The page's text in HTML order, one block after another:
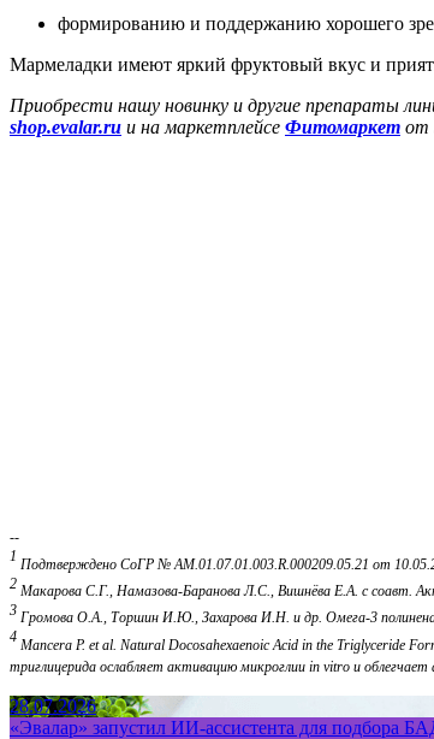
формированию и поддержанию хорошего
Мармеладки имеют яркий фруктовый вкус и
Приобрести нашу новинку и другие препараты
shop.evalar.ru и на маркетплейсе Фитомаркет от
--
1 Подтверждено СоГР № AM.01.07.01.003.R.000209.05.21 от
2 Макарова С.Г., Намазова-Баранова Л.С., Вишнёва Е.А. с соавт.
3 Громова О.А., Торшин И.Ю., Захарова И.Н. и др. Омега-3
4 Mancera P. et al. Natural Docosahexaenoic Acid in the Triglyceride
триглицерида ослабляет активацию микроглии in vitro и
28.07.2026
«Эвалар» запустил ИИ-ассистента для подбора